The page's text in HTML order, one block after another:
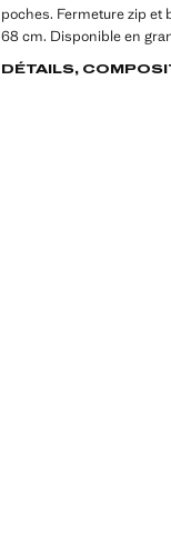
poches. Fermeture zip et
68 cm. Disponible en
DÉTAILS,